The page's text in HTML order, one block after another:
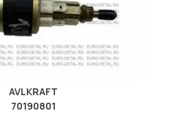
AVLKRAFT
70190801